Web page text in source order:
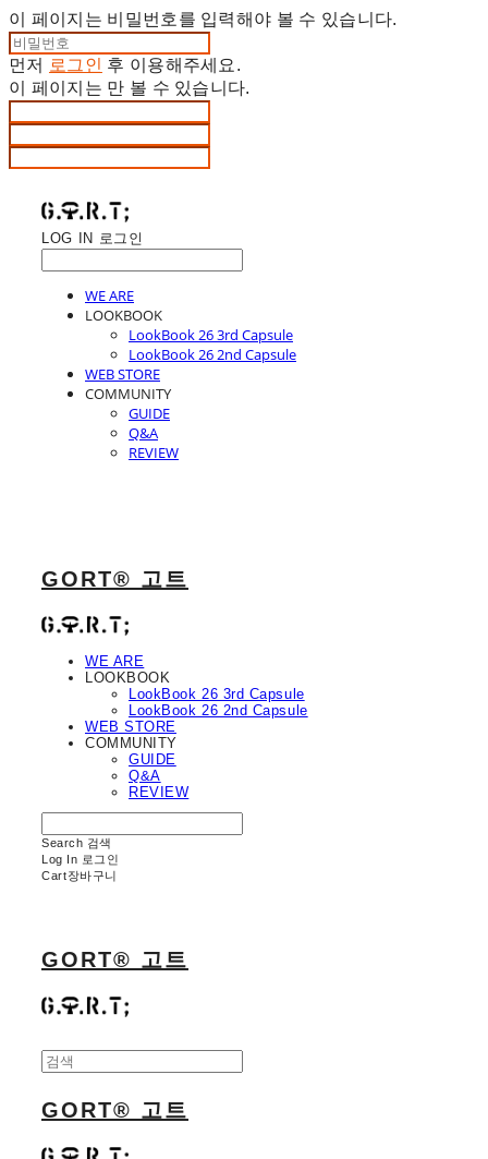
이 페이지는 비밀번호를 입력해야 볼 수 있습니다.
먼저 로그인 후 이용해주세요.
이 페이지는 만 볼 수 있습니다.
LOG IN 로그인
WE ARE
LOOKBOOK
LookBook 26 3rd Capsule
LookBook 26 2nd Capsule
WEB STORE
COMMUNITY
GUIDE
Q&A
REVIEW
GORT® 고트
WE ARE
LOOKBOOK
LookBook 26 3rd Capsule
LookBook 26 2nd Capsule
WEB STORE
COMMUNITY
GUIDE
Q&A
REVIEW
Search 검색
Log In 로그인
Cart장바구니
GORT® 고트
GORT® 고트